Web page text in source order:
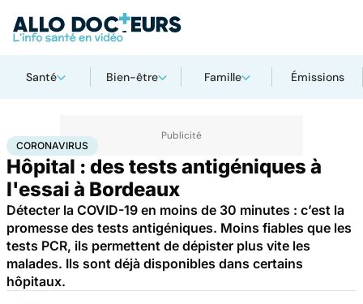
Santé Bien-être Famille Émissions
AccueilSantéMaladies Coronavirus
CORONAVIRUS
Hôpital : des tests antigéniques à
l'essai à Bordeaux
Détecter la COVID-19 en moins de 30 minutes : c’est la
promesse des tests antigéniques. Moins fiables que les
tests PCR, ils permettent de dépister plus vite les
malades. Ils sont déjà disponibles dans certains
hôpitaux.